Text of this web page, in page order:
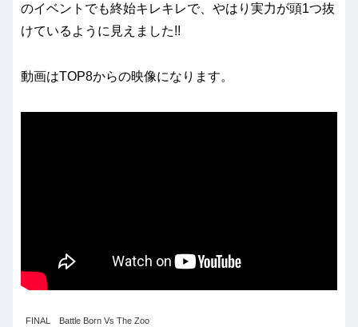
のイベントでも終始キレキレで、やはり実力が頭1つ抜
けているように見えました!!
動画はTOP8からの映像になります。
FINAL Battle Born Vs The Zoo